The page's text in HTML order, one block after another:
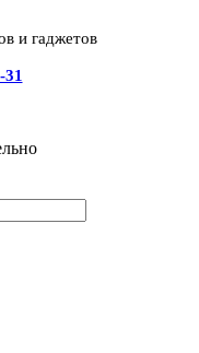
и гаджетов